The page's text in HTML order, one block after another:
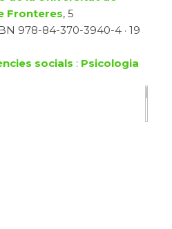
Fronteres, 5
978-84-370-3940-4 · 19
socials : Psicologia